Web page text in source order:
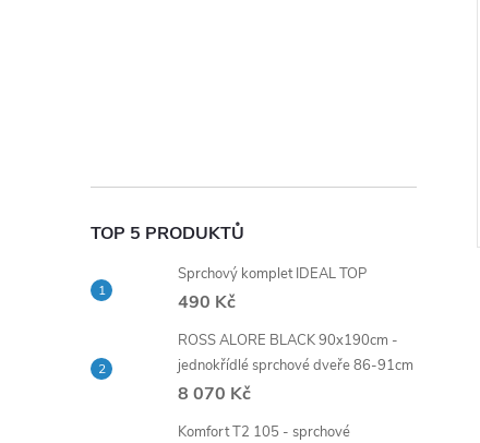
TOP 5 PRODUKTŮ
Sprchový komplet IDEAL TOP
490 Kč
ROSS ALORE BLACK 90x190cm -
jednokřídlé sprchové dveře 86-91cm
8 070 Kč
Komfort T2 105 - sprchové